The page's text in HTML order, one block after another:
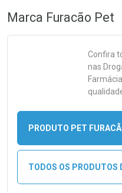
Marca Furacão Pet
Confira
nas
PRODUTO PET
TODOS OS PRODUTOS